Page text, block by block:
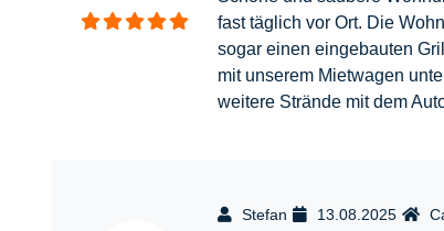
fast täglich vor Ort. Die
sogar einen eingebauten
mit unserem Mietwagen
weitere Strände mit dem
Stefan 13.08.2025